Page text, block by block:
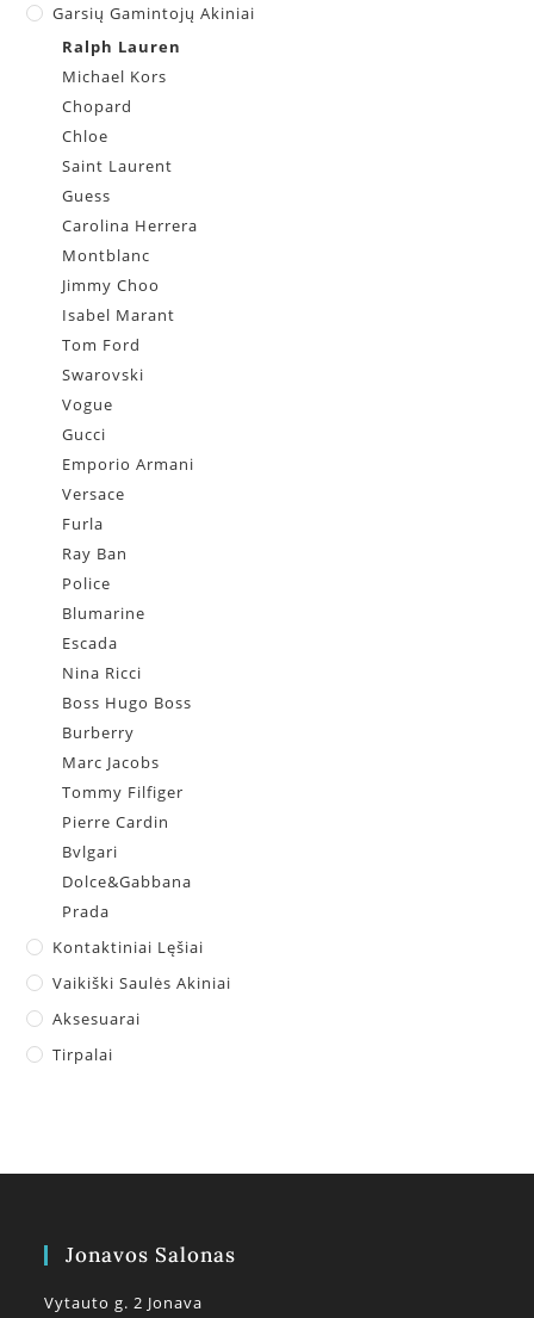
Garsių Gamintojų Akiniai
Ralph Lauren
Michael Kors
Chopard
Chloe
Saint Laurent
Guess
Carolina Herrera
Montblanc
Jimmy Choo
Isabel Marant
Tom Ford
Swarovski
Vogue
Gucci
Emporio Armani
Versace
Furla
Ray Ban
Police
Blumarine
Escada
Nina Ricci
Boss Hugo Boss
Burberry
Marc Jacobs
Tommy Filfiger
Pierre Cardin
Bvlgari
Dolce&Gabbana
Prada
Kontaktiniai Lęšiai
Vaikiški Saulės Akiniai
Aksesuarai
Tirpalai
Jonavos Salonas
Vytauto g. 2 Jonava